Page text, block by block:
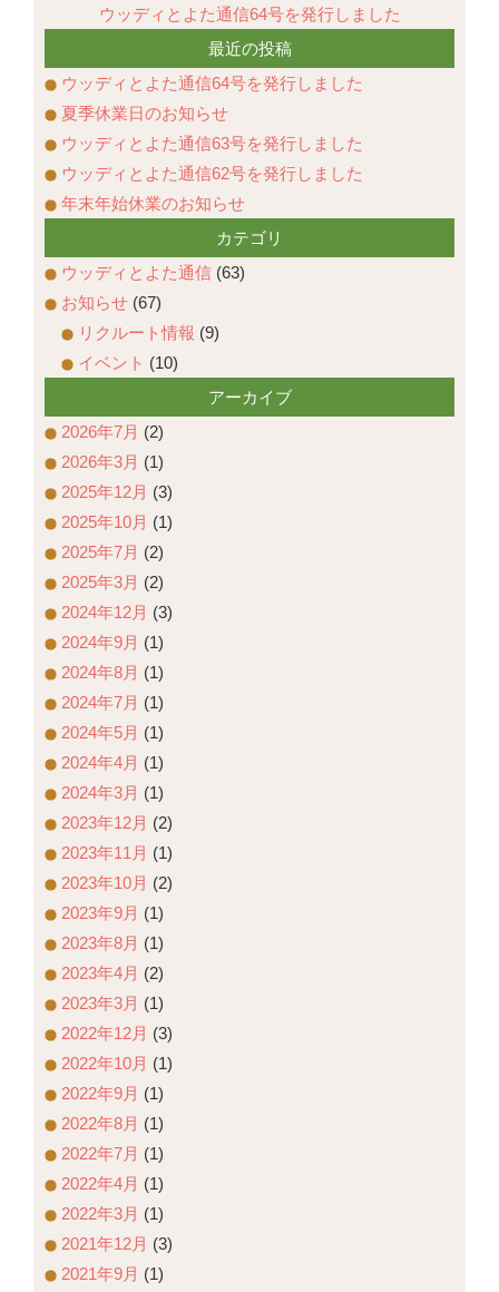
ウッディとよた通信64号を発行しました
最近の投稿
ウッディとよた通信64号を発行しました
夏季休業日のお知らせ
ウッディとよた通信63号を発行しました
ウッディとよた通信62号を発行しました
年末年始休業のお知らせ
カテゴリ
ウッディとよた通信 (63)
お知らせ (67)
リクルート情報 (9)
イベント (10)
アーカイブ
2026年7月 (2)
2026年3月 (1)
2025年12月 (3)
2025年10月 (1)
2025年7月 (2)
2025年3月 (2)
2024年12月 (3)
2024年9月 (1)
2024年8月 (1)
2024年7月 (1)
2024年5月 (1)
2024年4月 (1)
2024年3月 (1)
2023年12月 (2)
2023年11月 (1)
2023年10月 (2)
2023年9月 (1)
2023年8月 (1)
2023年4月 (2)
2023年3月 (1)
2022年12月 (3)
2022年10月 (1)
2022年9月 (1)
2022年8月 (1)
2022年7月 (1)
2022年4月 (1)
2022年3月 (1)
2021年12月 (3)
2021年9月 (1)